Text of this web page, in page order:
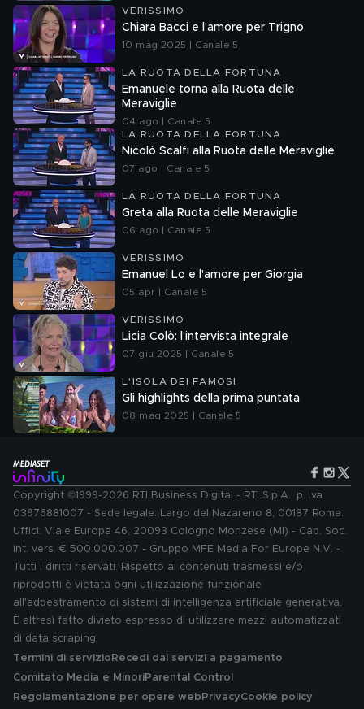
VERISSIMO
Chiara Bacci e l'amore per Trigno
10 mag 2025 | Canale 5
LA RUOTA DELLA FORTUNA
Emanuele torna alla Ruota delle
Meraviglie
04 ago | Canale 5
LA RUOTA DELLA FORTUNA
Nicolò Scalfi alla Ruota delle Meraviglie
07 ago | Canale 5
LA RUOTA DELLA FORTUNA
Greta alla Ruota delle Meraviglie
06 ago | Canale 5
VERISSIMO
Emanuel Lo e l'amore per Giorgia
05 apr | Canale 5
VERISSIMO
Licia Colò: l'intervista integrale
07 giu 2025 | Canale 5
L'ISOLA DEI FAMOSI
Gli highlights della prima puntata
08 mag 2025 | Canale 5
Copyright ©1999-2026 RTI Business Digital - RTI S.p.A.: p. iva
03976881007 - Sede legale: Largo del Nazareno 8, 00187 Roma.
Uffici: Viale Europa 46, 20093 Cologno Monzese (MI) - Cap. Soc.
int. vers. € 500.000.007 - Gruppo MFE Media For Europe N.V. -
Tutti i diritti riservati. Rispetto ai contenuti trasmessi e/o
riprodotti è vietata ogni utilizzazione funzionale
all'addestramento di sistemi di intelligenza artificiale generativa.
È altresì fatto divieto espresso di utilizzare mezzi automatizzati
di data scraping.
Termini di servizio Recedi dai servizi a pagamento
Comitato Media e MinoriParental Control
Regolamentazione per opere web PrivacyCookie policy